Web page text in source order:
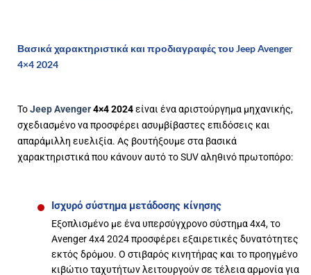
Βασικά χαρακτηριστικά και προδιαγραφές του Jeep Avenger
4×4 2024
ΤοJeep Avenger4×4 2024είναι ένα αριστούργημα μηχανικής,
σχεδιασμένο να προσφέρει ασυμβίβαστες επιδόσεις και
απαράμιλλη ευελιξία. Ας βουτήξουμε στα βασικά
χαρακτηριστικά που κάνουν αυτό το SUV αληθινό πρωτοπόρο:
Ισχυρό σύστημα μετάδοσης κίνησης
Εξοπλισμένο με ένα υπερσύγχρονο σύστημα 4x4, το
Avenger 4x4 2024 προσφέρει εξαιρετικές δυνατότητες
εκτός δρόμου. Ο στιβαρός κινητήρας και το προηγμένο
κιβώτιο ταχυτήτων λειτουργούν σε τέλεια αρμονία για